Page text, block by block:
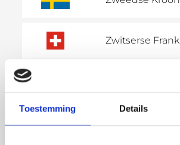
Toestemming Details
Zwitserse Frank